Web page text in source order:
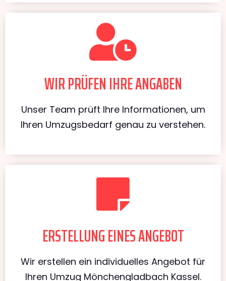
WIR PRÜFEN IHRE ANGABEN
Unser Team prüft Ihre Informationen, um
Ihren Umzugsbedarf genau zu verstehen.
ERSTELLUNG EINES ANGEBOT
Wir erstellen ein individuelles Angebot für
Ihren Umzug Mönchengladbach Kassel.